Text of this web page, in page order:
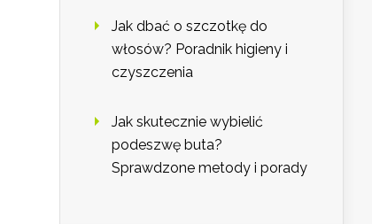
Jak dbać o szczotkę do
włosów? Poradnik higieny i
czyszczenia
Jak skutecznie wybielić
podeszwę buta?
Sprawdzone metody i porady